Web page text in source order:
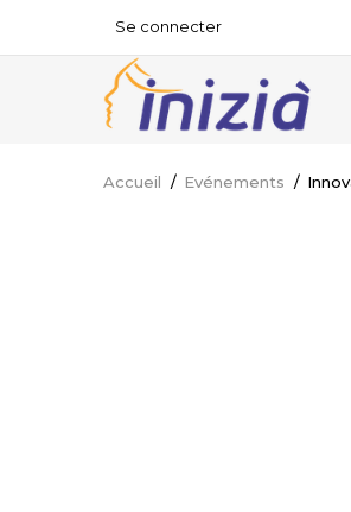
USER
ACCOUNT
MENU
Se connecter
Fil
Accueil / Evénements /